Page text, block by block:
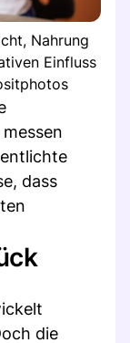
Nahrung
Einfluss
dass
die